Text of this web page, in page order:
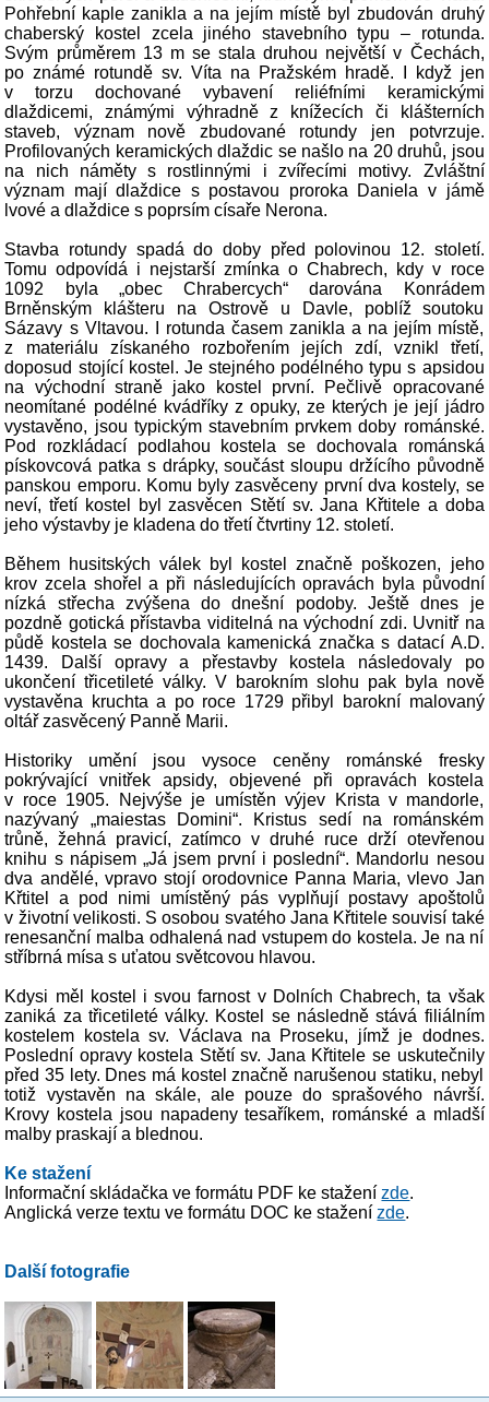
Pohřební kaple zanikla a na jejím místě byl zbudován druhý
chaberský kostel zcela jiného stavebního typu – rotunda.
Svým průměrem 13 m se stala druhou největší v Čechách,
po známé rotundě sv. Víta na Pražském hradě. I když jen
v torzu dochované vybavení reliéfními keramickými
dlaždicemi, známými výhradně z knížecích či klášterních
staveb, význam nově zbudované rotundy jen potvrzuje.
Profilovaných keramických dlaždic se našlo na 20 druhů, jsou
na nich náměty s rostlinnými i zvířecími motivy. Zvláštní
význam mají dlaždice s postavou proroka Daniela v jámě
lvové a dlaždice s poprsím císaře Nerona.
Stavba rotundy spadá do doby před polovinou 12. století.
Tomu odpovídá i nejstarší zmínka o Chabrech, kdy v roce
1092 byla „obec Chrabercych“ darována Konrádem
Brněnským klášteru na Ostrově u Davle, poblíž soutoku
Sázavy s Vltavou. I rotunda časem zanikla a na jejím místě,
z materiálu získaného rozbořením jejích zdí, vznikl třetí,
doposud stojící kostel. Je stejného podélného typu s apsidou
na východní straně jako kostel první. Pečlivě opracované
neomítané podélné kvádříky z opuky, ze kterých je její jádro
vystavěno, jsou typickým stavebním prvkem doby románské.
Pod rozkládací podlahou kostela se dochovala románská
pískovcová patka s drápky, součást sloupu držícího původně
panskou emporu. Komu byly zasvěceny první dva kostely, se
neví, třetí kostel byl zasvěcen Stětí sv. Jana Křtitele a doba
jeho výstavby je kladena do třetí čtvrtiny 12. století.
Během husitských válek byl kostel značně poškozen, jeho
krov zcela shořel a při následujících opravách byla původní
nízká střecha zvýšena do dnešní podoby. Ještě dnes je
pozdně gotická přístavba viditelná na východní zdi. Uvnitř na
půdě kostela se dochovala kamenická značka s datací A.D.
1439. Další opravy a přestavby kostela následovaly po
ukončení třicetileté války. V barokním slohu pak byla nově
vystavěna kruchta a po roce 1729 přibyl barokní malovaný
oltář zasvěcený Panně Marii.
Historiky umění jsou vysoce ceněny románské fresky
pokrývající vnitřek apsidy, objevené při opravách kostela
v roce 1905. Nejvýše je umístěn výjev Krista v mandorle,
nazývaný „maiestas Domini“. Kristus sedí na románském
trůně, žehná pravicí, zatímco v druhé ruce drží otevřenou
knihu s nápisem „Já jsem první i poslední“. Mandorlu nesou
dva andělé, vpravo stojí orodovnice Panna Maria, vlevo Jan
Křtitel a pod nimi umístěný pás vyplňují postavy apoštolů
v životní velikosti. S osobou svatého Jana Křtitele souvisí také
renesanční malba odhalená nad vstupem do kostela. Je na ní
stříbrná mísa s uťatou světcovou hlavou.
Kdysi měl kostel i svou farnost v Dolních Chabrech, ta však
zaniká za třicetileté války. Kostel se následně stává filiálním
kostelem kostela sv. Václava na Proseku, jímž je dodnes.
Poslední opravy kostela Stětí sv. Jana Křtitele se uskutečnily
před 35 lety. Dnes má kostel značně narušenou statiku, nebyl
totiž vystavěn na skále, ale pouze do sprašového návrší.
Krovy kostela jsou napadeny tesaříkem, románské a mladší
malby praskají a blednou.
Ke stažení
Informační skládačka ve formátu PDF ke staženízde.
Anglická verze textu ve formátu DOC ke staženízde.
Další fotografie